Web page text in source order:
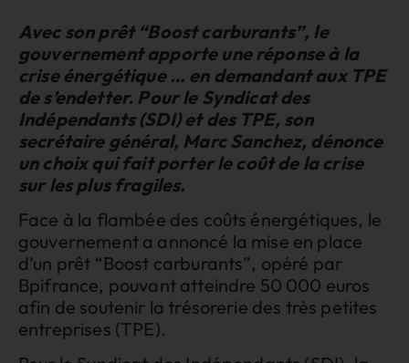
Avec son prêt “Boost carburants”, le
gouvernement apporte une réponse à la
crise énergétique … en demandant aux TPE
de s’endetter. Pour le Syndicat des
Indépendants (SDI) et des TPE, son
secrétaire général, Marc Sanchez, dénonce
un choix qui fait porter le coût de la crise
sur les plus fragiles.
Face à la flambée des coûts énergétiques, le
gouvernement a annoncé la mise en place
d’un prêt “Boost carburants”, opéré par
Bpifrance, pouvant atteindre 50 000 euros
afin de soutenir la trésorerie des très petites
entreprises (TPE).